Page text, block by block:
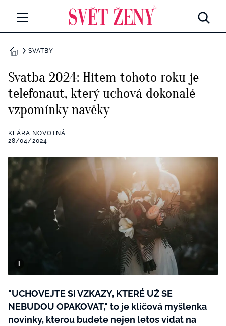
Všechny kategorie
Rozhovory
RETROHUBKY
Všechny kategorie
Seberozvoj
Všechny kategorie
ZÁBAVA
Testy a kvízy
BYDLENÍ
Všechny kategorie
Tvoření
BurdaMedia
SVĚT ŽENY - 599 KČ
ROČNÍ PŘEDPLATNÉ SVĚT ŽENY +
DOMŮSVATBY
Svatba 2024: Hitem tohoto roku je
telefonaut, který uchová dokonalé
vzpomínky navěky
KLÁRA NOVOTNÁ
28/04/2024
"UCHOVEJTE SI VZKAZY, KTERÉ UŽ SE
NEBUDOU OPAKOVAT," to je klíčová myšlenka
novinky, kterou budete nejen letos vídat na